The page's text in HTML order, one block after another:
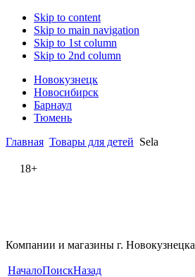
Skip to content
Skip to main navigation
Skip to 1st column
Skip to 2nd column
Новокузнецк
Новосибирск
Барнаул
Тюмень
Главная Товары для детей Sela
18+
Компании и магазины г. Новокузнецка
НачалоПоискНазад